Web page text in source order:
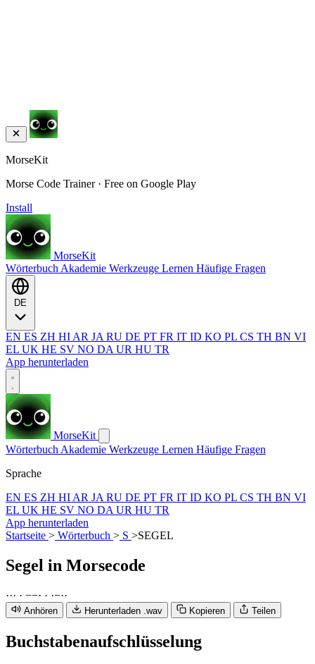
MorseKit
Morse Code Trainer · Free on Google Play
Install
MorseKit
Wörterbuch Akademie Werkzeuge Lernen Häufige Fragen
EN ES ZH HI AR JA RU DE PT FR IT ID KO PL CS TH BN VI
EL UK HE SV NO DA UR HU TR
App herunterladen
MorseKit
Wörterbuch Akademie Werkzeuge Lernen Häufige Fragen
Sprache
EN ES ZH HI AR JA RU DE PT FR IT ID KO PL CS TH BN VI
EL UK HE SV NO DA UR HU TR
App herunterladen
Startseite > Wörterbuch > S >SEGEL
Segel in Morsecode
··· · −−· · ·−··
Anhören Herunterladen .wav Kopieren Teilen
Buchstabenaufschlüsselung